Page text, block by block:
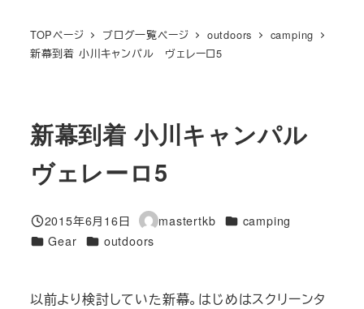
TOPページ ブログ一覧ページ outdoors
camping
新幕到着 小川キャンパル ヴェレーロ5
新幕到着 小川キャンパル
ヴェレーロ5
投稿日
2015年6月16日
著
者
mastertkb カテゴリー
camping
カテゴリー
Gear カテゴリー
outdoors
以前より検討していた新幕。はじめはスクリーンタ